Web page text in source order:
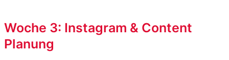
Woche 3: Instagram & Content
Planung